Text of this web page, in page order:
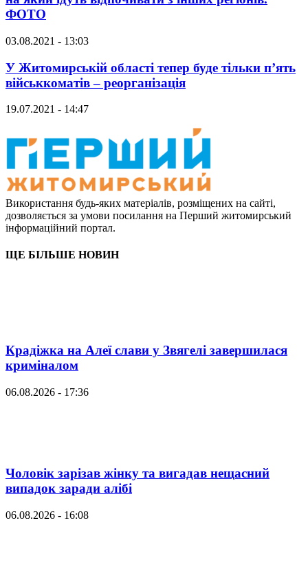
ФОТО
03.08.2021 - 13:03
У Житомирській області тепер буде тільки п’ять
військкоматів – реорганізація
19.07.2021 - 14:47
Використання будь-яких матеріалів, розміщених на сайті,
дозволяється за умови посилання на Перший житомирський
інформаційний портал.
ЩЕ БІЛЬШЕ НОВИН
Крадіжка на Алеї слави у Звягелі завершилася
криміналом
06.08.2026 - 17:36
Чоловік зарізав жінку та вигадав нещасний
випадок заради алібі
06.08.2026 - 16:08